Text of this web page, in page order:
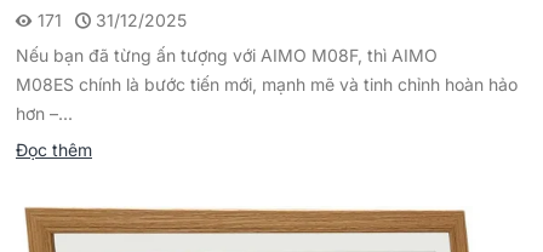
171
31/12/2025
Nếu bạn đã từng ấn tượng với AIMO M08F, thì AIMO
M08ES chính là bước tiến mới, mạnh mẽ và tinh chỉnh hoàn hảo
hơn –...
Đọc thêm